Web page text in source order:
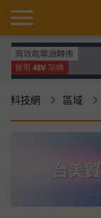
科技網 區域